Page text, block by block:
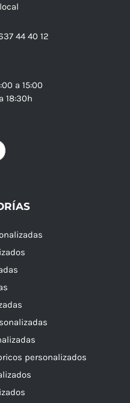
44 40 12
a 15:00
18:30h
personalizados